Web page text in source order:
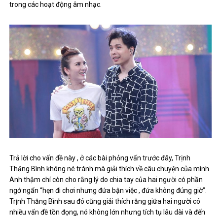
trong các hoạt động âm nhạc.
Trả lời cho vấn đề này , ở các bài phỏng vấn trước đây, Trịnh
Thăng Bình không né tránh mà giải thích về câu chuyện của mình.
Anh thậm chí còn cho rằng lý do chia tay của hai người có phần
ngớ ngẩn “hẹn đi chơi nhưng đứa bận việc , đứa không đúng giờ”.
Trịnh Thăng Bình sau đó cũng giải thích rằng giữa hai người có
nhiều vấn đề tồn đọng, nó không lớn nhưng tích tụ lâu dài và đến